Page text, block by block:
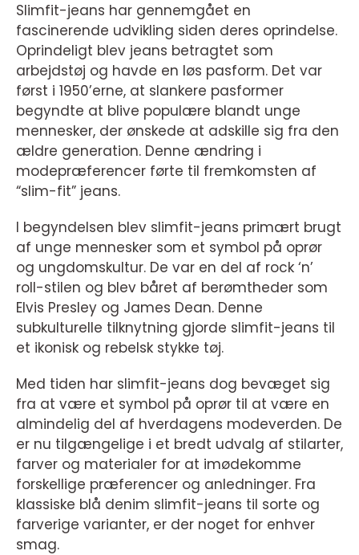
Slimfit-jeans har gennemgået en
fascinerende udvikling siden deres oprindelse.
Oprindeligt blev jeans betragtet som
arbejdstøj og havde en løs pasform. Det var
først i 1950’erne, at slankere pasformer
begyndte at blive populære blandt unge
mennesker, der ønskede at adskille sig fra den
ældre generation. Denne ændring i
modepræferencer førte til fremkomsten af
“slim-fit” jeans.
I begyndelsen blev slimfit-jeans primært brugt
af unge mennesker som et symbol på oprør
og ungdomskultur. De var en del af rock ‘n’
roll-stilen og blev båret af berømtheder som
Elvis Presley og James Dean. Denne
subkulturelle tilknytning gjorde slimfit-jeans til
et ikonisk og rebelsk stykke tøj.
Med tiden har slimfit-jeans dog bevæget sig
fra at være et symbol på oprør til at være en
almindelig del af hverdagens modeverden. De
er nu tilgængelige i et bredt udvalg af stilarter,
farver og materialer for at imødekomme
forskellige præferencer og anledninger. Fra
klassiske blå denim slimfit-jeans til sorte og
farverige varianter, er der noget for enhver
smag.